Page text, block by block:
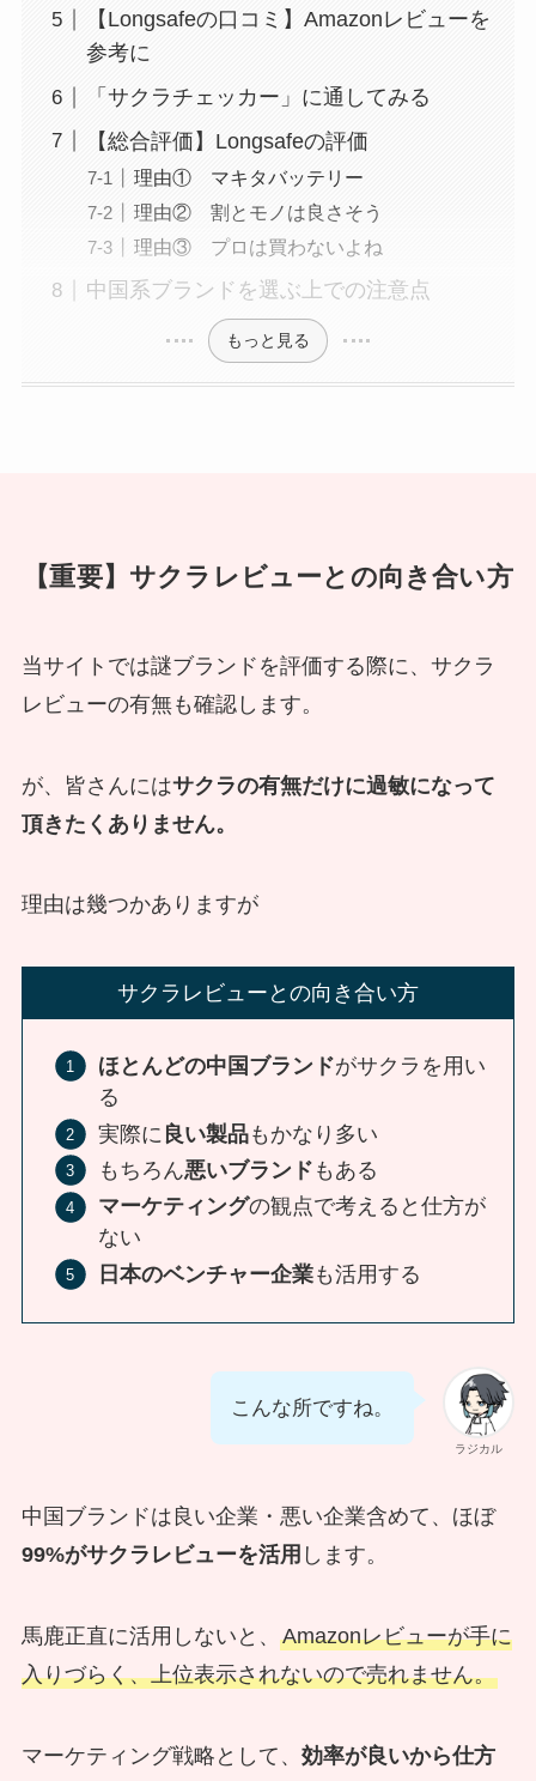
【Longsafeの口コミ】Amazonレビューを
参考に
「サクラチェッカー」に通してみる
【総合評価】Longsafeの評価
理由① マキタバッテリー
理由② 割とモノは良さそう
理由③ プロは買わないよね
中国系ブランドを選ぶ上での注意点
もっと見る
【重要】サクラレビューとの向き合い方
当サイトでは謎ブランドを評価する際に、サクラ
レビューの有無も確認します。
が、皆さんにはサクラの有無だけに過敏になって
頂きたくありません。
理由は幾つかありますが
サクラレビューとの向き合い方
ほとんどの中国ブランドがサクラを用い
る
実際に 良い製品もかなり多い
もちろん悪いブランド もある
マーケティングの観点で考えると仕方が
ない
日本のベンチャー企業も活用する
ラジカル
こんな所ですね。
中国ブランドは良い企業・悪い企業含めて、ほぼ
99%がサクラレビューを活用 します。
馬鹿正直に活用しないと、 Amazonレビューが手に
入りづらく、上位表示されないので売れません。
マーケティング戦略として、 効率が良いから仕方